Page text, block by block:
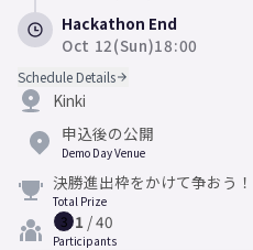
Hackathon End
Oct 12(Sun)18:00
Schedule Details
Kinki
申込後の公開
Demo Day Venue
決勝進出枠をかけて争おう！
Total Prize
3 1 /40
Participants